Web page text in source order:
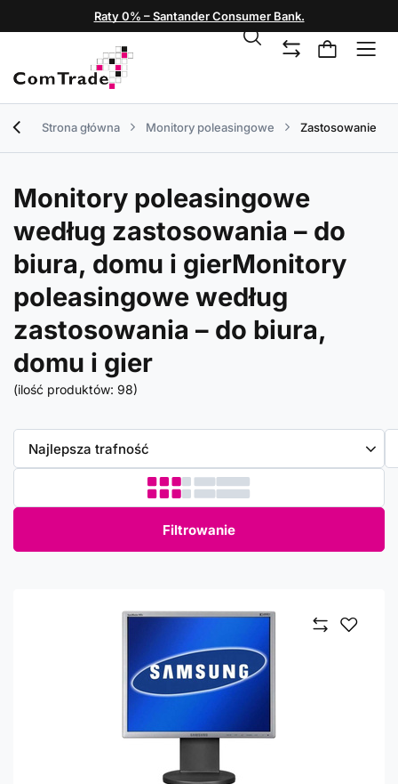
Raty 0% – Santander Consumer Bank.
Strona główna Monitory poleasingowe Zastosowanie
Monitory poleasingowe
według zastosowania – do
biura, domu i gierMonitory
poleasingowe według
zastosowania – do biura,
domu i gier
(ilość produktów: 98)
Zmień sortowanie
Najlepsza trafność
Filtrowanie